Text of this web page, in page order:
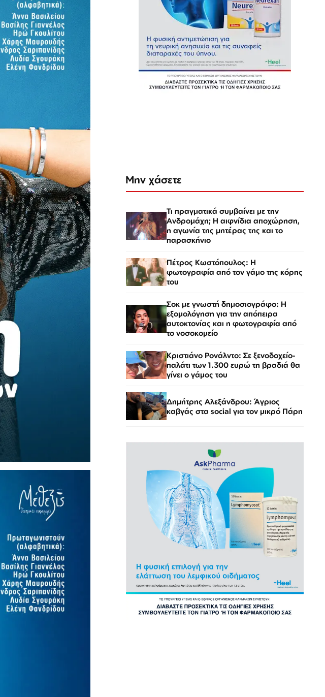
Μην χάσετε
Τι πραγματικά συμβαίνει με την
Ανδρομάχη; Η αιφνίδια αποχώρηση,
η αγωνία της μητέρας της και το
παρασκήνιο
Πέτρος Κωστόπουλος: Η
φωτογραφία από τον γάμο της κόρης
του
Σοκ με γνωστή δημοσιογράφο: Η
εξομολόγηση για την απόπειρα
αυτοκτονίας και η φωτογραφία από
το νοσοκομείο
Κριστιάνο Ρονάλντο: Σε ξενοδοχείο-
παλάτι των 1.300 ευρώ τη βραδιά θα
γίνει ο γάμος του
Δημήτρης Αλεξάνδρου: Άγριος
καβγάς στα social για τον μικρό Πάρη